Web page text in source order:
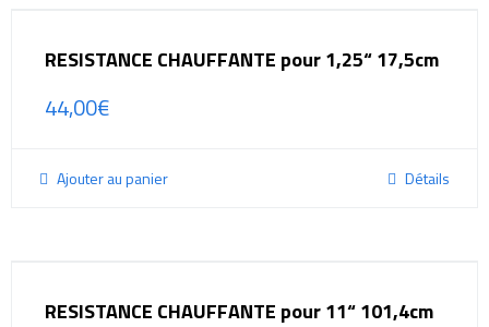
RESISTANCE CHAUFFANTE pour 1,25“ 17,5cm
44,00€
Ajouter au panier Détails
RESISTANCE CHAUFFANTE pour 11“ 101,4cm